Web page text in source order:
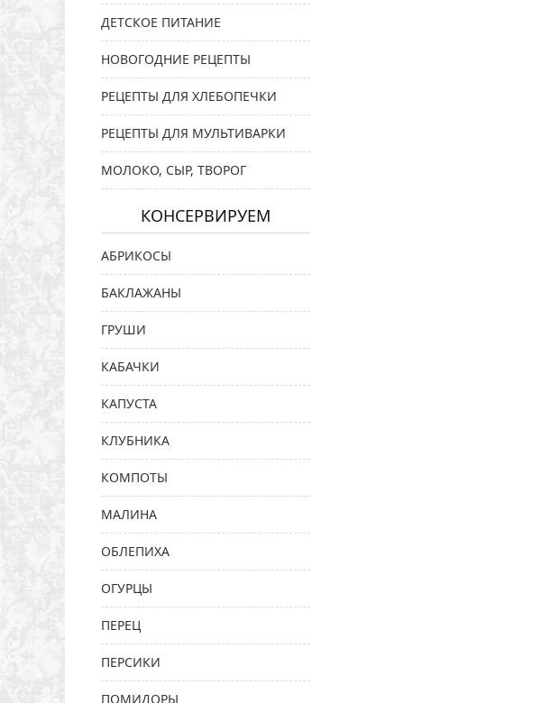
ДЕТСКОЕ ПИТАНИЕ
НОВОГОДНИЕ РЕЦЕПТЫ
РЕЦЕПТЫ ДЛЯ ХЛЕБОПЕЧКИ
РЕЦЕПТЫ ДЛЯ МУЛЬТИВАРКИ
МОЛОКО, СЫР, ТВОРОГ
КОНСЕРВИРУЕМ
АБРИКОСЫ
БАКЛАЖАНЫ
ГРУШИ
КАБАЧКИ
КАПУСТА
КЛУБНИКА
КОМПОТЫ
МАЛИНА
ОБЛЕПИХА
ОГУРЦЫ
ПЕРЕЦ
ПЕРСИКИ
ПОМИДОРЫ